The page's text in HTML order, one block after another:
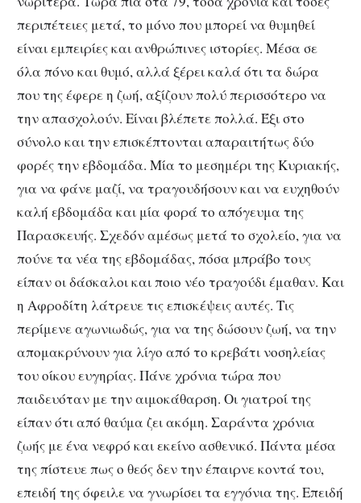
περιπέτειες μετά, το μόνο που μπορεί να θυμηθεί
είναι εμπειρίες και ανθρώπινες ιστορίες. Μέσα σε
όλα πόνο και θυμό, αλλά ξέρει καλά ότι τα δώρα
που της έφερε η ζωή, αξίζουν πολύ περισσότερο να
την απασχολούν. Είναι βλέπετε πολλά. Έξι στο
σύνολο και την επισκέπτονται απαραιτήτως δύο
φορές την εβδομάδα. Μία το μεσημέρι της Κυριακής,
για να φάνε μαζί, να τραγουδήσουν και να ευχηθούν
καλή εβδομάδα και μία φορά το απόγευμα της
Παρασκευής. Σχεδόν αμέσως μετά το σχολείο, για να
πούνε τα νέα της εβδομάδας, πόσα μπράβο τους
είπαν οι δάσκαλοι και ποιο νέο τραγούδι έμαθαν. Και
η Αφροδίτη λάτρευε τις επισκέψεις αυτές. Τις
περίμενε αγωνιωδώς, για να της δώσουν ζωή, να την
απομακρύνουν για λίγο από το κρεβάτι νοσηλείας
του οίκου ευγηρίας. Πάνε χρόνια τώρα που
παιδευόταν με την αιμοκάθαρση. Οι γιατροί της
είπαν ότι από θαύμα ζει ακόμη. Σαράντα χρόνια
ζωής με ένα νεφρό και εκείνο ασθενικό. Πάντα μέσα
της πίστευε πως ο θεός δεν την έπαιρνε κοντά του,
επειδή της όφειλε να γνωρίσει τα εγγόνια της. Επειδή